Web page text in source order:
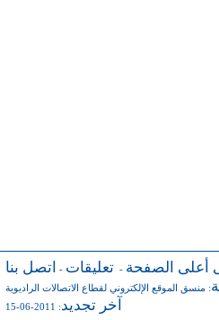
أعلى الصفحة - تعليقات - اتصل بنا
: منسق الموقع الإلكتروني لقطاع الاتصالات الراديوية
آخر تجديد: 2011-06-15